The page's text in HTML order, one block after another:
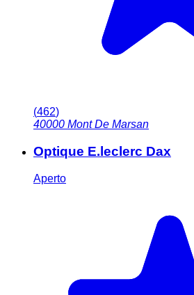
(462)
40000 Mont De Marsan
Optique E.leclerc Dax
Aperto